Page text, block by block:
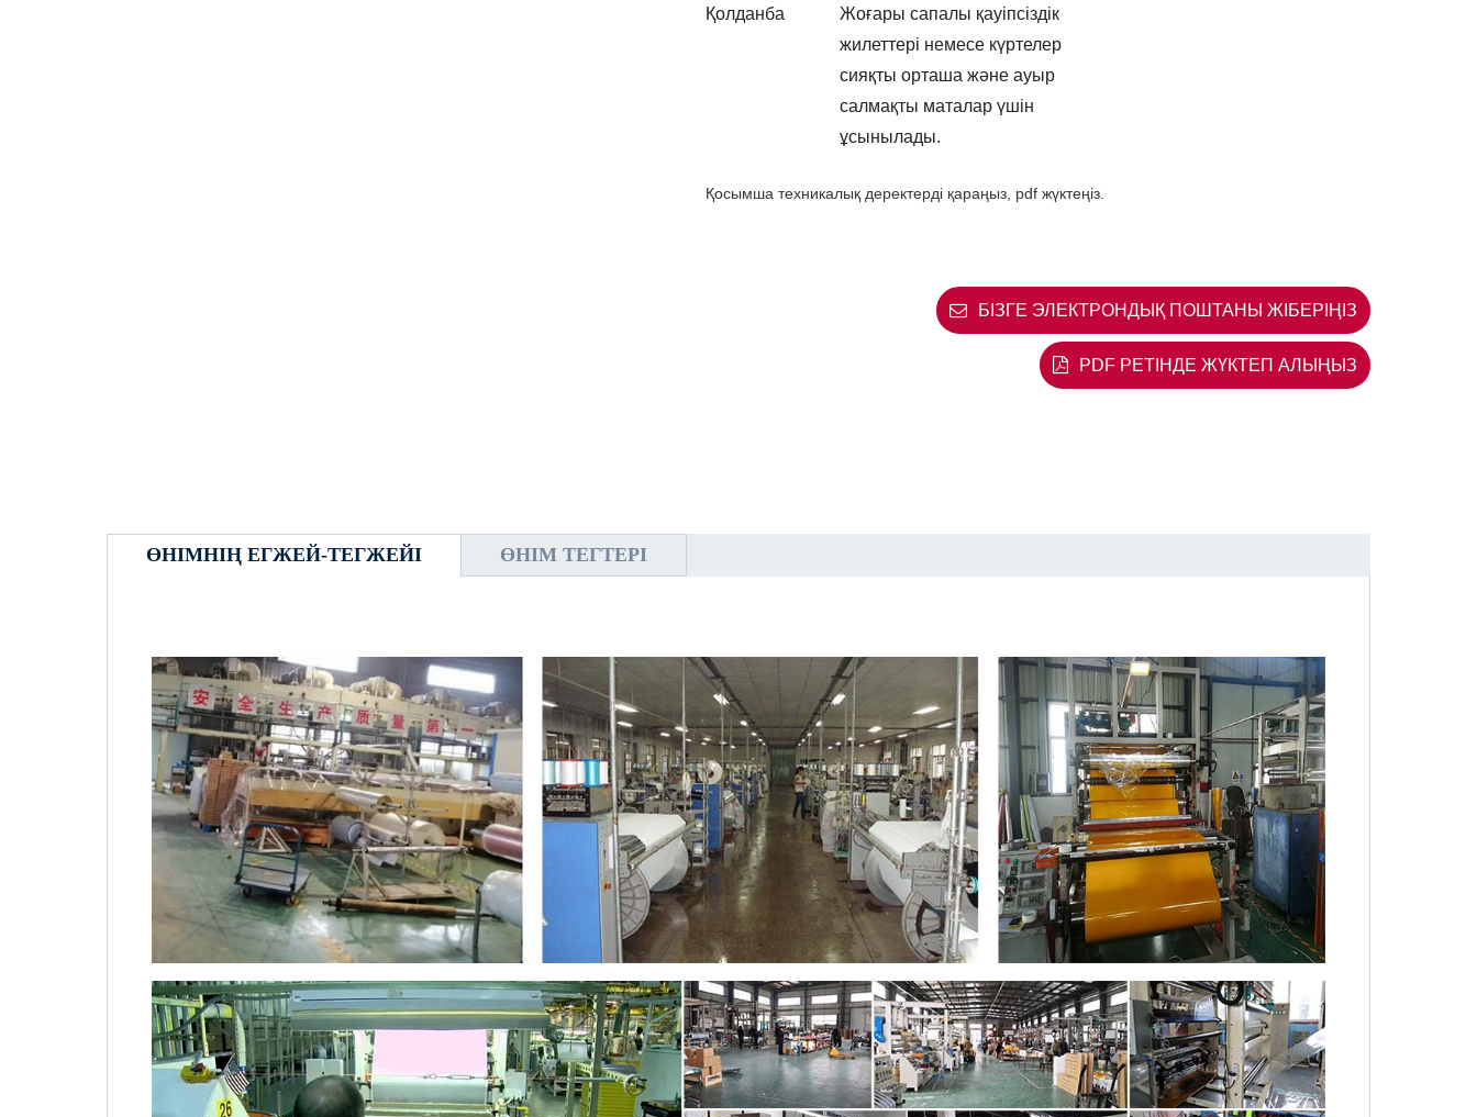
Қолданба
Жоғары сапалы қауіпсіздік
жилеттері немесе күртелер
сияқты орташа және ауыр
салмақты маталар үшін
ұсынылады.
Қосымша техникалық деректерді қараңыз, pdf жүктеңіз.
БІЗГЕ ЭЛЕКТРОНДЫҚ ПОШТАНЫ ЖІБЕРІҢІЗ
PDF РЕТІНДЕ ЖҮКТЕП АЛЫҢЫЗ
ӨНІМНІҢ ЕГЖЕЙ-ТЕГЖЕЙІ ӨНІМ ТЕГТЕРІ